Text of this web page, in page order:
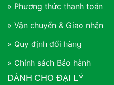
» Phương thức thanh toán
» Vận chuyển & Giao nhận
» Quy định đổi hàng
» Chính sách Bảo hành
DÀNH CHO ĐẠI LÝ